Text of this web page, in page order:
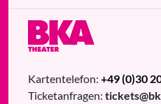
Kartentelefon: +49 (0)30
Ticketanfragen: